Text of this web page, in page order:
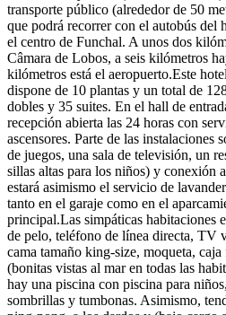
transporte público (alrededor de 50
que podrá recorrer con el autobús del
el centro de Funchal. A unos dos
Câmara de Lobos, a seis kilómetros
kilómetros está el aeropuerto.Este
dispone de 10 plantas y un total de
dobles y 35 suites. En el hall de
recepción abierta las 24 horas con
ascensores. Parte de las instalaciones
de juegos, una sala de televisión, un
sillas altas para los niños) y conexión
estará asimismo el servicio de
tanto en el garaje como en el
principal.Las simpáticas habitaciones
de pelo, teléfono de línea directa, TV
cama tamaño king-size, moqueta,
(bonitas vistas al mar en todas las
hay una piscina con piscina para
sombrillas y tumbonas. Asimismo,